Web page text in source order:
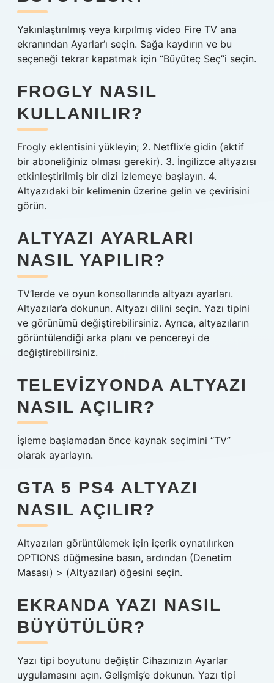
Yakınlaştırılmış veya kırpılmış video Fire TV ana
ekranından Ayarlar’ı seçin. Sağa kaydırın ve bu
seçeneği tekrar kapatmak için “Büyüteç Seç”i seçin.
FROGLY NASIL
KULLANILIR?
Frogly eklentisini yükleyin; 2. Netflix’e gidin (aktif
bir aboneliğiniz olması gerekir). 3. İngilizce altyazısı
etkinleştirilmiş bir dizi izlemeye başlayın. 4.
Altyazıdaki bir kelimenin üzerine gelin ve çevirisini
görün.
ALTYAZI AYARLARI
NASIL YAPILIR?
TV’lerde ve oyun konsollarında altyazı ayarları.
Altyazılar’a dokunun. Altyazı dilini seçin. Yazı tipini
ve görünümü değiştirebilirsiniz. Ayrıca, altyazıların
görüntülendiği arka planı ve pencereyi de
değiştirebilirsiniz.
TELEVIZYONDA ALTYAZI
NASIL AÇILIR?
İşleme başlamadan önce kaynak seçimini “TV”
olarak ayarlayın.
GTA 5 PS4 ALTYAZI
NASIL AÇILIR?
Altyazıları görüntülemek için içerik oynatılırken
OPTIONS düğmesine basın, ardından (Denetim
Masası) > (Altyazılar) öğesini seçin.
EKRANDA YAZI NASIL
BÜYÜTÜLÜR?
Yazı tipi boyutunu değiştir Cihazınızın Ayarlar
uygulamasını açın. Gelişmiş’e dokunun. Yazı tipi